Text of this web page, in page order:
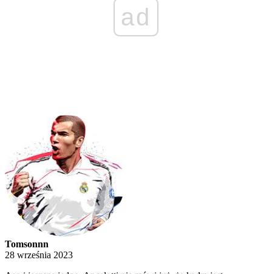
ad
Tomsonnn
28 września 2023